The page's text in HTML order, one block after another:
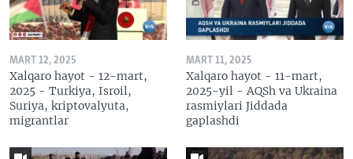
MART 12, 2025
Xalqaro hayot - 12-mart,
2025 - Turkiya, Isroil,
Suriya, kriptovalyuta,
migrantlar
MART 11, 2025
Xalqaro hayot - 11-mart,
2025-yil - AQSh va Ukraina
rasmiylari Jiddada
gaplashdi